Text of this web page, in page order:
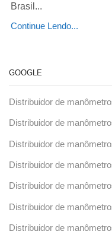
Brasil...
Continue Lendo...
GOOGLE
Distribuidor de
Distribuidor de
Distribuidor de
Distribuidor de
Distribuidor de
Distribuidor de
Distribuidor de